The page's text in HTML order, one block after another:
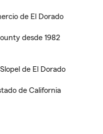
de El Dorado
desde 1982
de El Dorado
de California